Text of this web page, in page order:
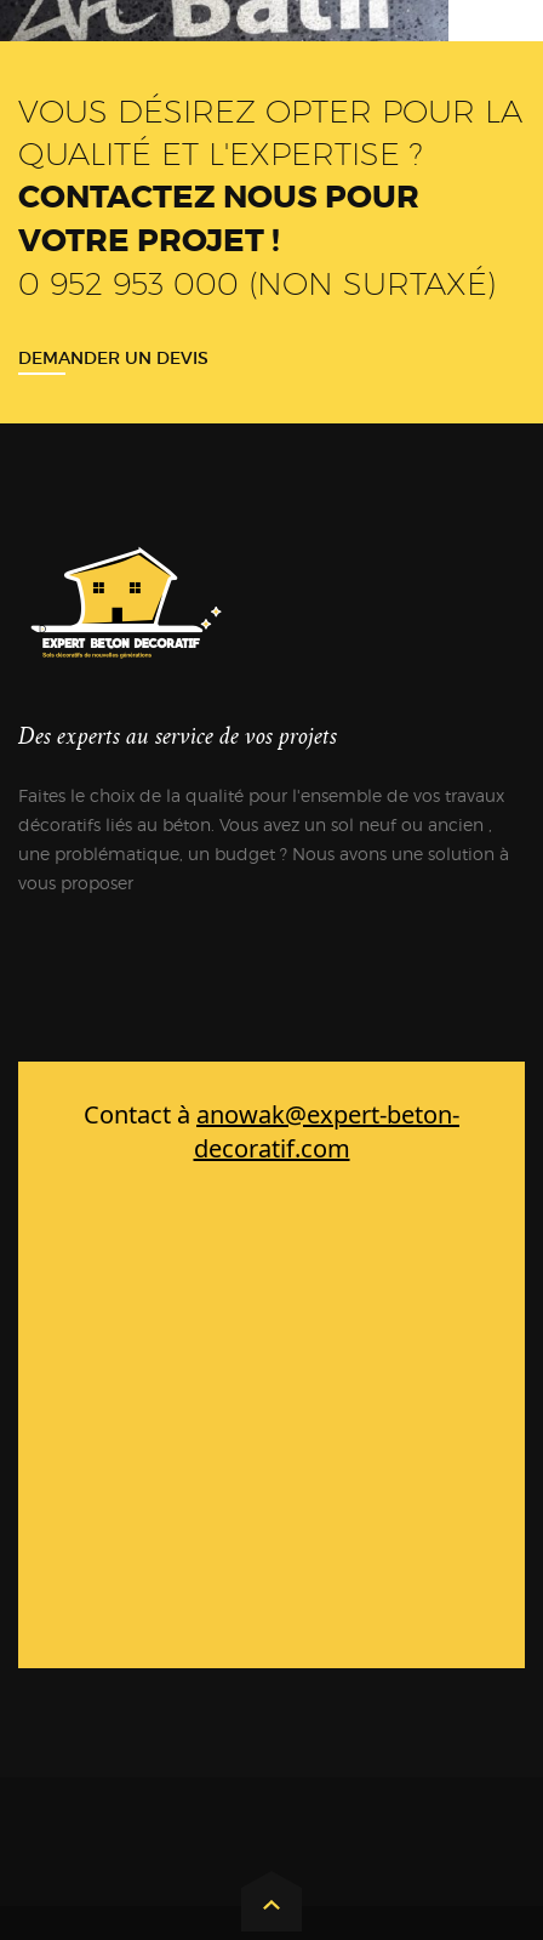
VOUS DÉSIREZ OPTER POUR LA
QUALITÉ ET L'EXPERTISE ?
CONTACTEZ NOUS POUR
VOTRE PROJET !
0 952 953 000 (NON SURTAXÉ)
DEMANDER UN DEVIS
Des experts au service de vos projets
Faites le choix de la qualité pour l'ensemble de vos travaux
décoratifs liés au béton. Vous avez un sol neuf ou ancien ,
une problématique, un budget ? Nous avons une solution à
vous proposer